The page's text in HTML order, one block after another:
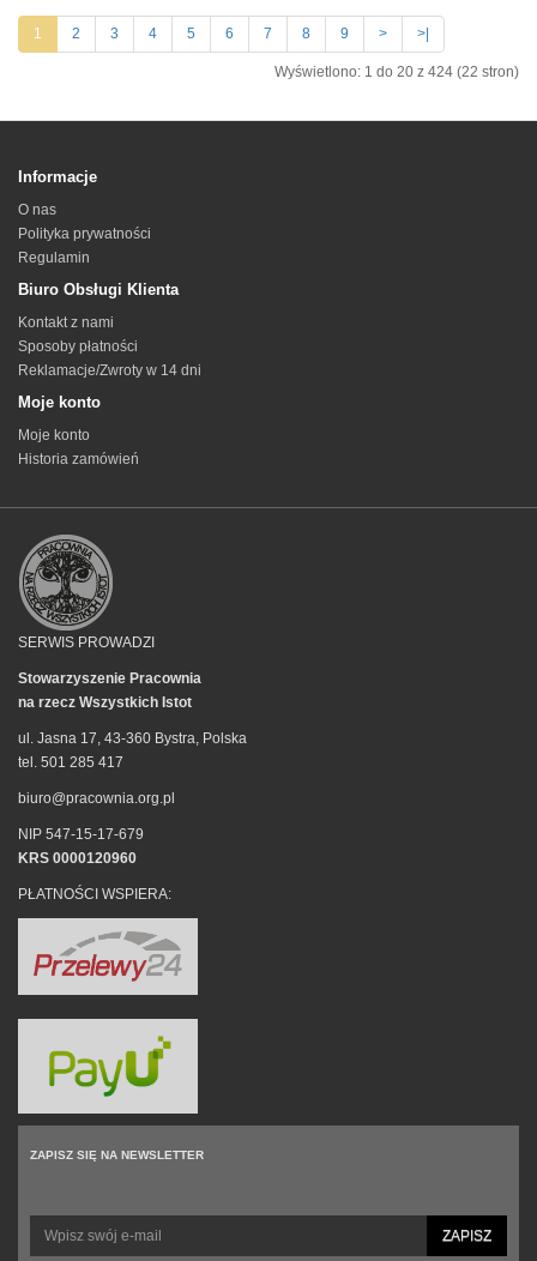
1 2 3 4 5 6 7 8 9 > >|
Wyświetlono: 1 do 20 z 424 (22 stron)
Informacje
O nas
Polityka prywatności
Regulamin
Biuro Obsługi Klienta
Kontakt z nami
Sposoby płatności
Reklamacje/Zwroty w 14 dni
Moje konto
Moje konto
Historia zamówień
SERWIS PROWADZI
Stowarzyszenie Pracownia
na rzecz Wszystkich Istot
ul. Jasna 17, 43-360 Bystra, Polska
tel. 501 285 417
biuro@pracownia.org.pl
NIP 547-15-17-679
KRS 0000120960
PŁATNOŚCI WSPIERA:
ZAPISZ SIĘ NA NEWSLETTER
ZAPISZ